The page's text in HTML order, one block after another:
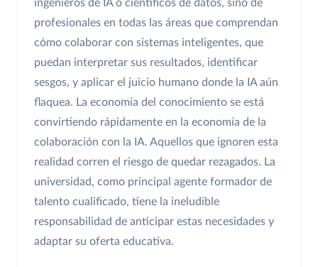
ingenieros de IA o científicos de datos, sino de
profesionales en todas las áreas que comprendan
cómo colaborar con sistemas inteligentes, que
puedan interpretar sus resultados, identificar
sesgos, y aplicar el juicio humano donde la IA aún
flaquea. La economía del conocimiento se está
convirtiendo rápidamente en la economía de la
colaboración con la IA. Aquellos que ignoren esta
realidad corren el riesgo de quedar rezagados. La
universidad, como principal agente formador de
talento cualificado, tiene la ineludible
responsabilidad de anticipar estas necesidades y
adaptar su oferta educativa.